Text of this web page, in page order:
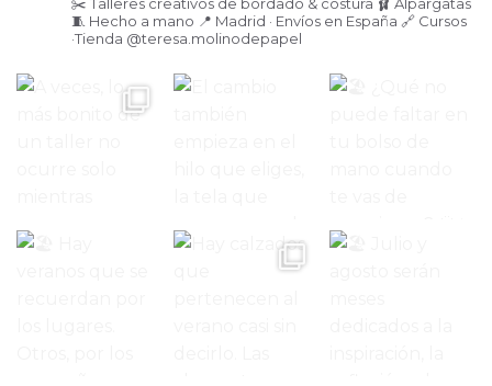
✂️ Talleres creativos de bordado & costura 🩰 Alpargatas
🧵 Hecho a mano 📍 Madrid · Envíos en España 🔗 Cursos
·Tienda @teresa.molinodepapel